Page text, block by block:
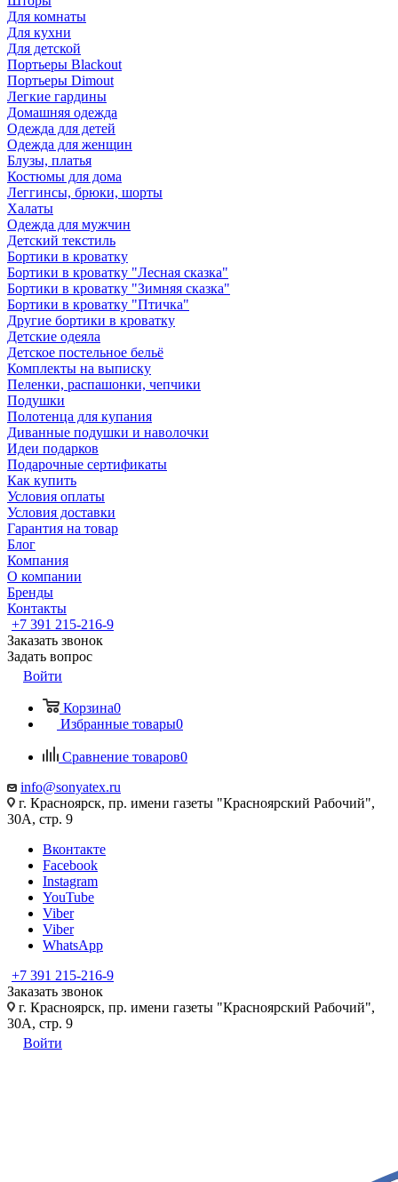
Для комнаты
Для кухни
Для детской
Портьеры Blackout
Портьеры Dimout
Легкие гардины
Домашняя одежда
Одежда для детей
Одежда для женщин
Блузы, платья
Костюмы для дома
Леггинсы, брюки, шорты
Халаты
Одежда для мужчин
Детский текстиль
Бортики в кроватку
Бортики в кроватку "Лесная сказка"
Бортики в кроватку "Зимняя сказка"
Бортики в кроватку "Птичка"
Другие бортики в кроватку
Детские одеяла
Детское постельное бельё
Комплекты на выписку
Пеленки, распашонки, чепчики
Подушки
Полотенца для купания
Диванные подушки и наволочки
Идеи подарков
Подарочные сертификаты
Как купить
Условия оплаты
Условия доставки
Гарантия на товар
Блог
Компания
О компании
Бренды
Контакты
+7 391 215-216-9
Заказать звонок
Задать вопрос
Войти
Корзина0
Избранные товары0
Сравнение товаров0
info@sonyatex.ru
г. Красноярск, пр. имени газеты "Красноярский Рабочий",
30А, стр. 9
Вконтакте
Facebook
Instagram
YouTube
Viber
Viber
WhatsApp
+7 391 215-216-9
Заказать звонок
г. Красноярск, пр. имени газеты "Красноярский Рабочий",
30А, стр. 9
Войти